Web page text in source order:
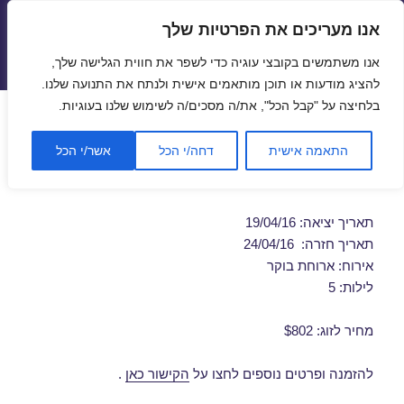
אנו מעריכים את הפרטיות שלך
אנו משתמשים בקובצי עוגיה כדי לשפר את חווית הגלישה שלך,
להציג מודעות או תוכן מותאמים אישית ולנתח את התנועה שלנו.
בלחיצה על "קבל הכל", את/ה מסכים/ה לשימוש שלנו בעוגיות.
התאמה אישית דחה/י הכל אשר/י הכל
תפריטים
ווידג'טים
חבילות נופש לרודוס 19/04/2016
תאריך יציאה: 19/04/16
תאריך חזרה: 24/04/16
אירוח: ארוחת בוקר
לילות: 5
מחיר לזוג: $802
להזמנה ופרטים נוספים לחצו על הקישור כאן .